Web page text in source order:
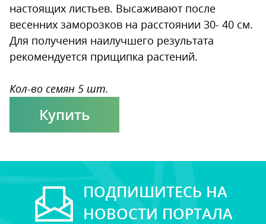
настоящих листьев. Высаживают после
весенних заморозков на расстоянии 30- 40 см.
Для получения наилучшего результата
рекомендуется прищипка растений.
Кол-во семян 5 шт.
Купить
ПОДПИШИТЕСЬ НА
НОВОСТИ ПОРТАЛА